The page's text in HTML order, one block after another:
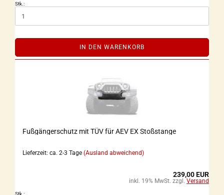
Stk.:
IN DEN WARENKORB
Fußgängerschutz mit TÜV für AEV EX Stoßstange
Lieferzeit: ca. 2-3 Tage (Ausland abweichend)
239,00 EUR
inkl. 19% MwSt. zzgl. Versand